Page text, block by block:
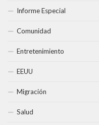
Informe Especial
Comunidad
Entretenimiento
EEUU
Migración
Salud